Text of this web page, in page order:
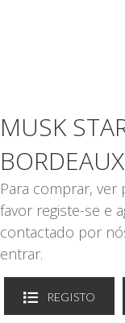
MUSK
Para comprar,
favor registe-se e
contactado por
entrar.
REGISTO